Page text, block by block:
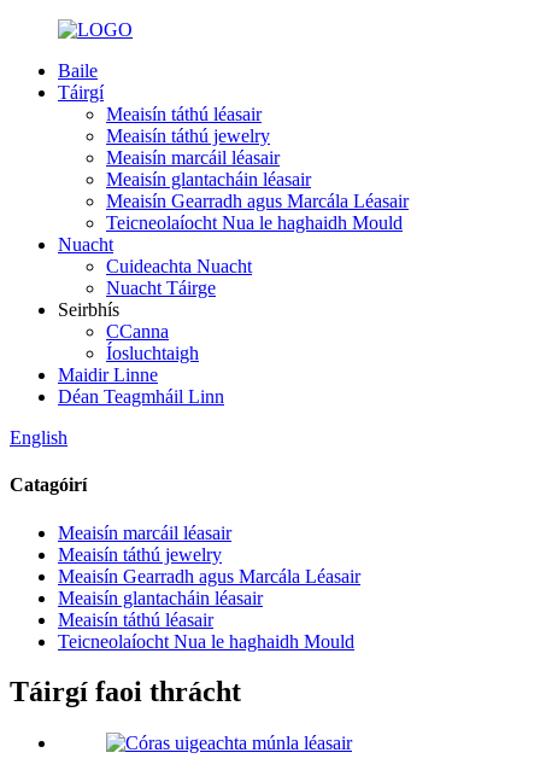
Baile
Táirgí
Meaisín táthú léasair
Meaisín táthú jewelry
Meaisín marcáil léasair
Meaisín glantacháin léasair
Meaisín Gearradh agus Marcála Léasair
Teicneolaíocht Nua le haghaidh Mould
Nuacht
Cuideachta Nuacht
Nuacht Táirge
Seirbhís
CCanna
Íosluchtaigh
Maidir Linne
Déan Teagmháil Linn
English
Catagóirí
Meaisín marcáil léasair
Meaisín táthú jewelry
Meaisín Gearradh agus Marcála Léasair
Meaisín glantacháin léasair
Meaisín táthú léasair
Teicneolaíocht Nua le haghaidh Mould
Táirgí faoi thrácht